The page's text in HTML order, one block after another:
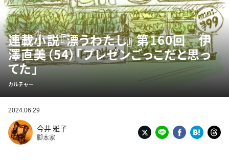
連載小説『漂うわたし』 第160回 伊
澤直美（54）「プレゼンごっこだと思っ
てた」
カルチャー
2024.06.29
今井 雅子
脚本家